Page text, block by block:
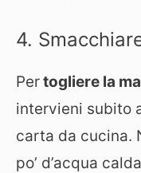
4.
Pertogliere la
intervieni subito
carta da cucina.
po’ d’acqua